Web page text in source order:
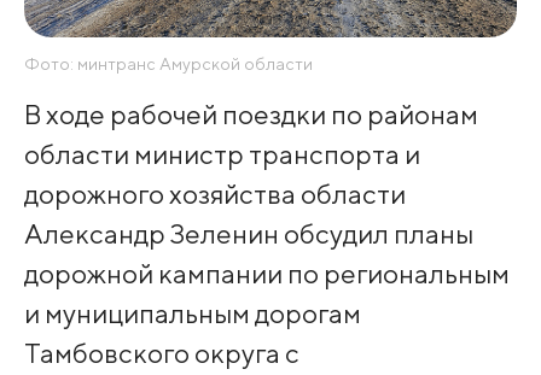
Фото: минтранс Амурской области
В ходе рабочей поездки по районам
области министр транспорта и
дорожного хозяйства области
Александр Зеленин обсудил планы
дорожной кампании по региональным
и муниципальным дорогам
Тамбовского округа с